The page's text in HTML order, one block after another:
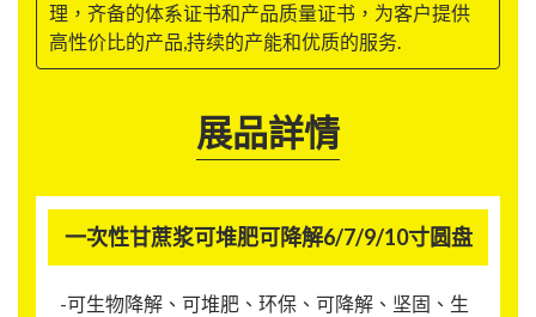
理，齐备的体系证书和产品质量证书，为客户提供
高性价比的产品,持续的产能和优质的服务.
展品詳情
一次性甘蔗浆可堆肥可降解6/7/9/10寸圆盘
-可生物降解、可堆肥、环保、可降解、坚固、生